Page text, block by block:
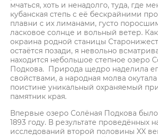
мчаться, хоть и ненадолго, туда, где
кубанская степь с её бескрайними
плавни с их лиманами, густо
ласковое солнце и вольный ветер.
окраина родной станицы
остаётся позади, я невольно
находится небольшое степное озеро
Подкова. Природа щедро наделила
свойствами, а народная молва
поистине уникальный охраняемый
памятник края.
Впервые озеро Солёная Подкова
1893 году. В результате проведённых
исследований второй половины XX